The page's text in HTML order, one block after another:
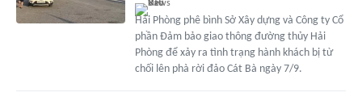
Hải Phòng phê bình Sở Xây dựng và Công ty Cổ
phần Đảm bảo giao thông đường thủy Hải
Phòng để xảy ra tình trạng hành khách bị từ
chối lên phà rời đảo Cát Bà ngày 7/9.